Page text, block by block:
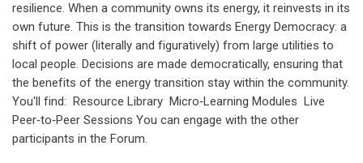
resilience. When a community owns its energy, it reinvests in its
own future. This is the transition towards Energy Democracy: a
shift of power (literally and figuratively) from large utilities to
local people. Decisions are made democratically, ensuring that
the benefits of the energy transition stay within the community.
You'll find: Resource Library Micro‑Learning Modules Live
Peer‑to‑Peer Sessions You can engage with the other
participants in the Forum.